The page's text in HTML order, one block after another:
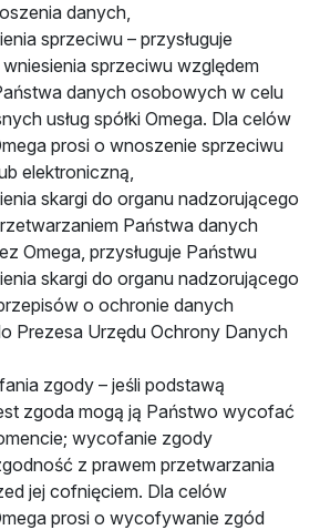
danych,
sprzeciwu – przysługuje
sprzeciwu względem
danych osobowych w celu
usług spółki Omega. Dla celów
prosi o wnoszenie sprzeciwu
elektroniczną,
skargi do organu nadzorującego
Państwa danych
Omega, przysługuje Państwu
skargi do organu nadzorującego
o ochronie danych
Prezesa Urzędu Ochrony Danych
zgody – jeśli podstawą
zgoda mogą ją Państwo wycofać
wycofanie zgody
z prawem przetwarzania
jej cofnięciem. Dla celów
prosi o wycofywanie zgód